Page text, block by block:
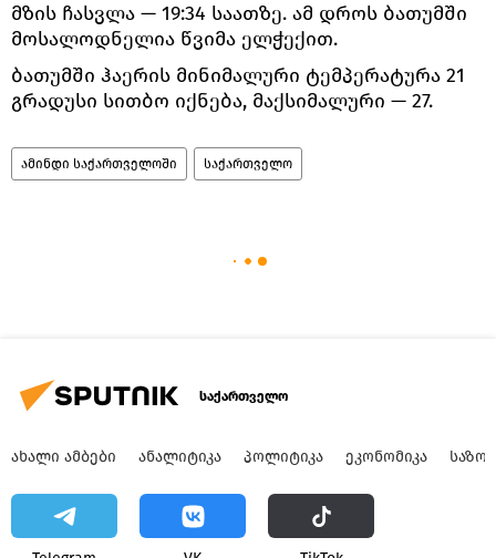
მზის ჩასვლა — 19:34 საათზე. ამ დროს ბათუმში
მოსალოდნელია წვიმა ელჭექით.
ბათუმში ჰაერის მინიმალური ტემპერატურა 21
გრადუსი სითბო იქნება, მაქსიმალური — 27.
ამინდი საქართველოში საქართველო
საქართველო
ᲐᲮᲐᲚᲘ ᲐᲛᲑᲔᲑᲘ ᲐᲜᲐᲚᲘᲢᲘᲙᲐ ᲞᲝᲚᲘᲢᲘᲙᲐ ᲔᲙᲝᲜᲝᲛᲘᲙᲐ